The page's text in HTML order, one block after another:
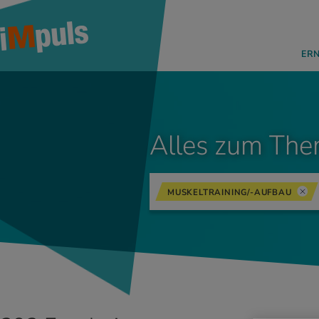
Alles zum
MUSKELTRAINING/-AUFBAU